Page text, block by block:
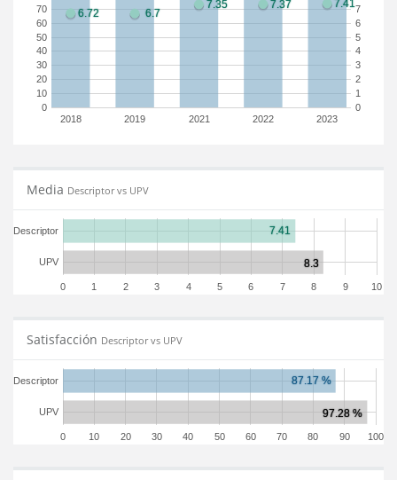
2018 2019 2021 2022 2023
0
10
20
30
40
50
60
70
0
1
2
3
4
5
6
7
Media Descriptor vs UPV
0 1 2 3 4 5 6 7 8 9 10
UPV
Descriptor
Satisfacción Descriptor vs UPV
0 10 20 30 40 50 60 70 80 90 100
UPV
Descriptor